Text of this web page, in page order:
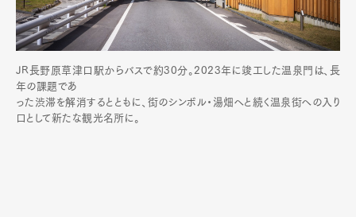
JR長野原草津口駅からバスで約30分。2023年に竣工した温泉門は、長
年の課題であ
った渋滞を解消するとともに、街のシンボル・湯畑へと続く温泉街への入り
口として新たな観光名所に。